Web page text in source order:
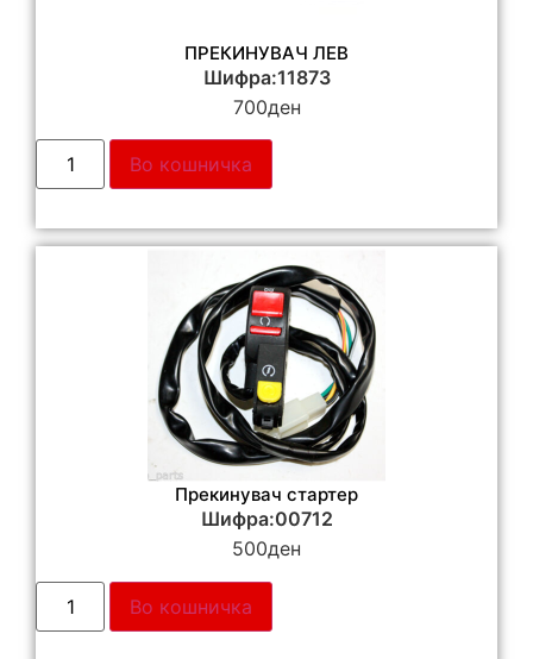
ПРЕКИНУВАЧ ЛЕВ
Шифра:11873
700ден
Во кошничка
Прекинувач стартер
Шифра:00712
500ден
Во кошничка